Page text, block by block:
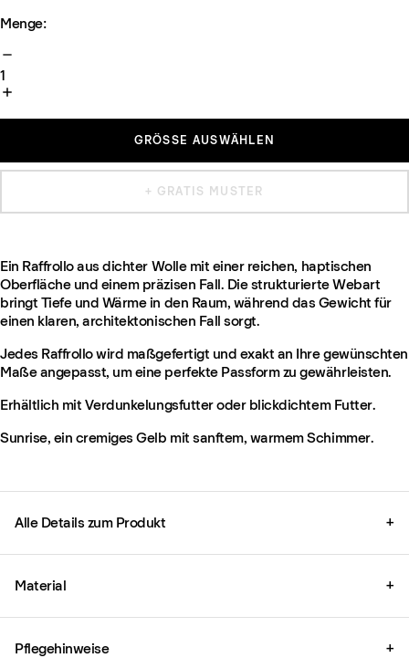
Menge:
1
GRÖSSE AUSWÄHLEN
+ GRATIS MUSTER
Ein Raffrollo aus dichter Wolle mit einer reichen, haptischen
Oberfläche und einem präzisen Fall. Die strukturierte Webart
bringt Tiefe und Wärme in den Raum, während das Gewicht für
einen klaren, architektonischen Fall sorgt.
Jedes Raffrollo wird maßgefertigt und exakt an Ihre gewünschten
Maße angepasst, um eine perfekte Passform zu gewährleisten.
Erhältlich mit Verdunkelungsfutter oder blickdichtem Futter.
Sunrise, ein cremiges Gelb mit sanftem, warmem Schimmer.
Alle Details zum Produkt +
Material +
Pflegehinweise +